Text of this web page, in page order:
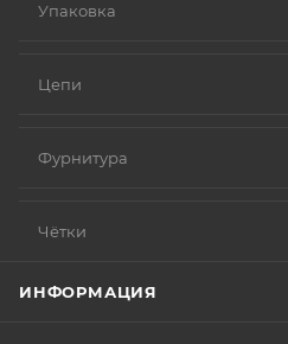
Упаковка
Цепи
Фурнитура
Чётки
ИНФОРМАЦИЯ